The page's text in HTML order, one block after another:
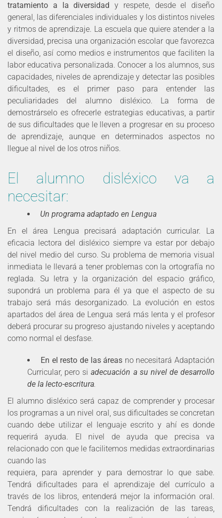
tratamiento a la diversidad y respete, desde el diseño
general, las diferenciales individuales y los distintos niveles
y ritmos de aprendizaje. La escuela que quiere atender a la
diversidad, precisa una organización escolar que favorezca
el diseño, así como medios e instrumentos que faciliten la
labor educativa personalizada. Conocer a los alumnos, sus
capacidades, niveles de aprendizaje y detectar las posibles
dificultades, es el primer paso para entender las
peculiaridades del alumno disléxico. La forma de
demostrárselo es ofrecerle estrategias educativas, a partir
de sus dificultades que le lleven a progresar en su proceso
de aprendizaje, aunque en determinados aspectos no
llegue al nivel de los otros niños.
El alumno disléxico va a
necesitar:
Un programa adaptado en Lengua
En el área Lengua precisará adaptación curricular. La
eficacia lectora del disléxico siempre va estar por debajo
del nivel medio del curso. Su problema de memoria visual
inmediata le llevará a tener problemas con la ortografía no
reglada. Su letra y la organización del espacio gráfico,
supondrá un problema para él ya que el aspecto de su
trabajo será más desorganizado. La evolución en estos
apartados del área de Lengua será más lenta y el profesor
deberá procurar su progreso ajustando niveles y aceptando
como normal el desfase.
En el resto de las áreas no necesitará Adaptación
Curricular, pero siadecuación a su nivel de desarrollo
de la lecto-escritura.
El alumno disléxico será capaz de comprender y procesar
los programas a un nivel oral, sus dificultades se concretan
cuando debe utilizar el lenguaje escrito y ahí es donde
requerirá ayuda. El nivel de ayuda que precisa va
relacionado con que le facilitemos medidas extraordinarias
cuando las
requiera, para aprender y para demostrar lo que sabe.
Tendrá dificultades para el aprendizaje del currículo a
través de los libros, entenderá mejor la información oral.
Tendrá dificultades con la realización de las tareas,